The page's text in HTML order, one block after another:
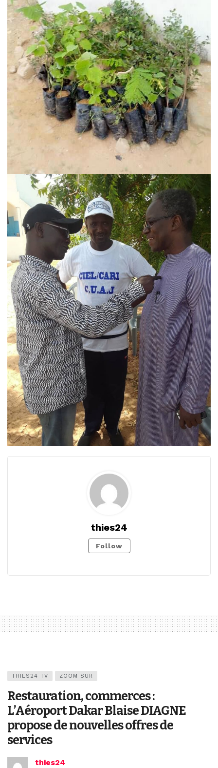
thies24
Follow
THIES24 TV ZOOM SUR
Restauration, commerces :
L’Aéroport Dakar Blaise DIAGNE
propose de nouvelles offres de
services
thies24